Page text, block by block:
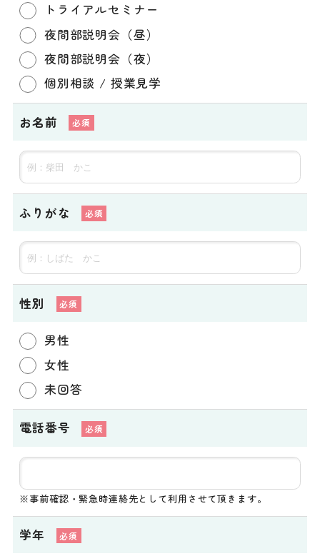
トライアルセミナー
夜間部説明会（昼）
夜間部説明会（夜）
個別相談 / 授業見学
お名前
ふりがな
性別
男性
女性
未回答
電話番号
※事前確認・緊急時連絡先として利用させて頂きます。
学年